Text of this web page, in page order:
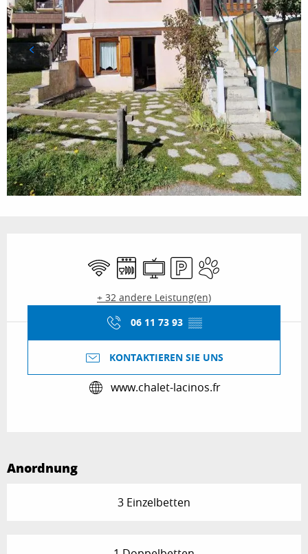
Wi-Fi Geschirrspülmaschine
FernsehenParkplatzTiere erlaubt
+ 32 andere Leistung(en)
06 11 73 93 ▒▒
KONTAKTIEREN SIE UNS
www.chalet-lacinos.fr
Anordnung
3 Einzelbetten